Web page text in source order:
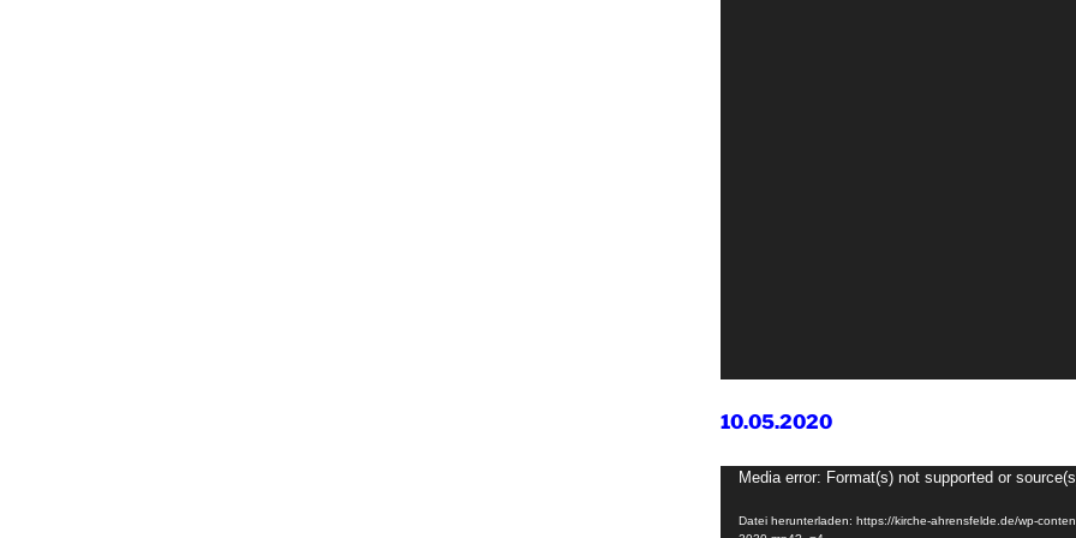
10.05.2020
Video-
Media error: Format(s) not supported or
Datei herunterladen: https://kirche-ahrensfelde.de/wp-